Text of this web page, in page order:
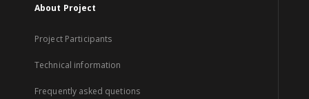
About Project
Project Participants
Technical information
Frequently asked quetions